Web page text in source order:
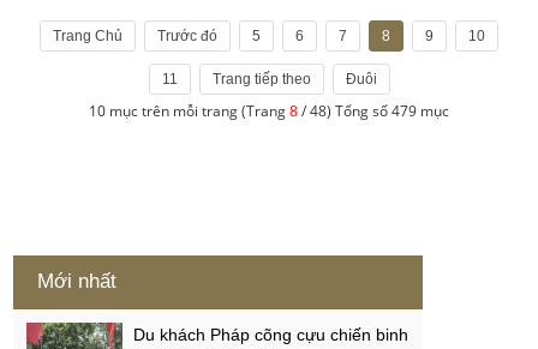
Trang Chủ Trước đó 5 6 7 8 9 10
11 Trang tiếp theo Đuôi
10 mục trên mỗi trang (Trang8/ 48) Tổng số 479 mục
Mới nhất
Du khách Pháp cõng cựu chiến binh